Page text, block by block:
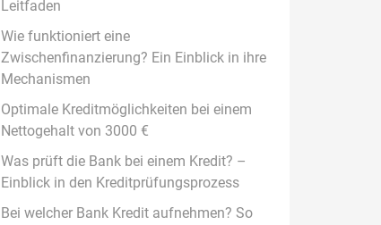
Leitfaden
Wie funktioniert eine
Zwischenfinanzierung? Ein Einblick in ihre
Mechanismen
Optimale Kreditmöglichkeiten bei einem
Nettogehalt von 3000 €
Was prüft die Bank bei einem Kredit? –
Einblick in den Kreditprüfungsprozess
Bei welcher Bank Kredit aufnehmen? So